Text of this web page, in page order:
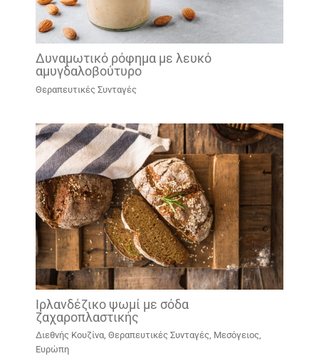
Δυναμωτικό ρόφημα με λευκό
αμυγδαλοβούτυρο
Θεραπευτικές Συνταγές
Ιρλανδέζικο ψωμί με σόδα
ζαχαροπλαστικής
Διεθνής Κουζίνα, Θεραπευτικές Συνταγές, Μεσόγειος,
Ευρώπη